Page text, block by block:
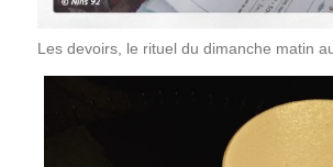
Les devoirs, le rituel du dimanche matin